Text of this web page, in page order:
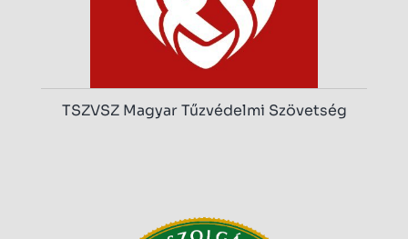
TSZVSZ Magyar Tűzvédelmi Szövetség